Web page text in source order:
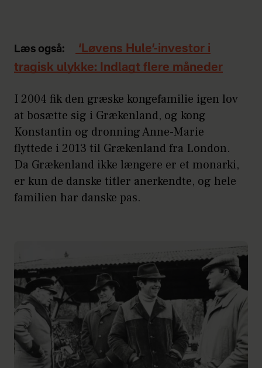
Læs også:
‘Løvens Hule’-investor i
tragisk ulykke: Indlagt flere måneder
I 2004 fik den græske kongefamilie igen lov
at bosætte sig i Grækenland, og kong
Konstantin og dronning Anne-Marie
flyttede i 2013 til Grækenland fra London.
Da Grækenland ikke længere er et monarki,
er kun de danske titler anerkendte, og hele
familien har danske pas.